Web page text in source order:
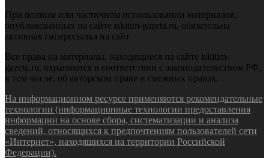
При полном или частичном использовании материалов,
опубликованных на сайте iskitim-gazeta.ru, обязательна
активная гиперссылка на сайт
Все права на материалы, находящиеся на сайте iskitim-
gazeta.ru, охраняются в соответствии с законодательством РФ,
в том числе, об авторском праве и смежных правах.
На информационном ресурсе применяются рекомендательные
технологии (информационные технологии предоставления
информации на основе сбора, систематизации и анализа
сведений, относящихся к предпочтениям пользователей сети
«Интернет», находящихся на территории Российской
Федерации).